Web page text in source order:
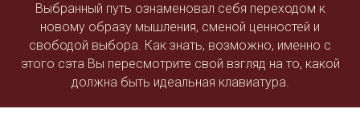
Выбранный путь ознаменовал себя переходом к
новому образу мышления, сменой ценностей и
свободой выбора. Как знать, возможно, именно с
этого сэта Вы пересмотрите свой взгляд на то, какой
должна быть идеальная клавиатура.